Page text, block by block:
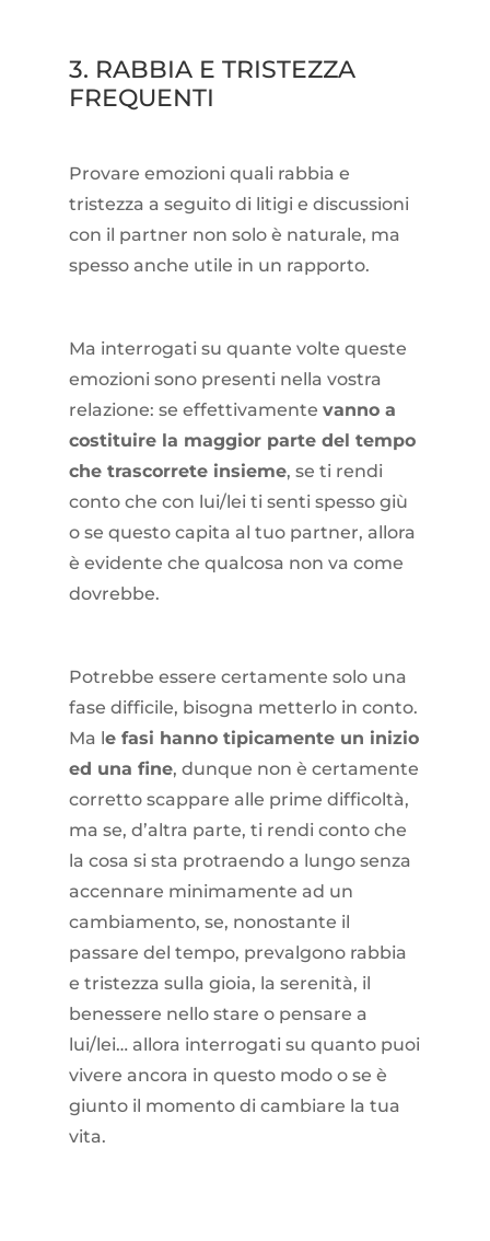
3. RABBIA E TRISTEZZA
FREQUENTI
Provare emozioni quali rabbia e
tristezza a seguito di litigi e discussioni
con il partner non solo è naturale, ma
spesso anche utile in un rapporto.
Ma interrogati su quante volte queste
emozioni sono presenti nella vostra
relazione: se effettivamente vanno a
costituire la maggior parte del tempo
che trascorrete insieme, se ti rendi
conto che con lui/lei ti senti spesso giù
o se questo capita al tuo partner, allora
è evidente che qualcosa non va come
dovrebbe.
Potrebbe essere certamente solo una
fase difficile, bisogna metterlo in conto.
Ma le fasi hanno tipicamente un inizio
ed una fine, dunque non è certamente
corretto scappare alle prime difficoltà,
ma se, d’altra parte, ti rendi conto che
la cosa si sta protraendo a lungo senza
accennare minimamente ad un
cambiamento, se, nonostante il
passare del tempo, prevalgono rabbia
e tristezza sulla gioia, la serenità, il
benessere nello stare o pensare a
lui/lei… allora interrogati su quanto puoi
vivere ancora in questo modo o se è
giunto il momento di cambiare la tua
vita.